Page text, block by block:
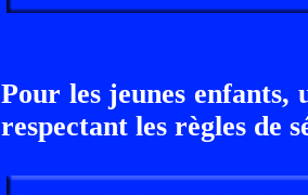
Pour les jeunes enfants,
respectant les règles de